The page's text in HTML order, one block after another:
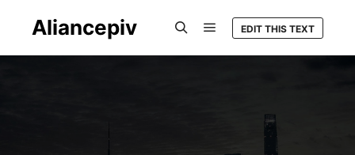
Aliancepiv EDIT THIS TEXT